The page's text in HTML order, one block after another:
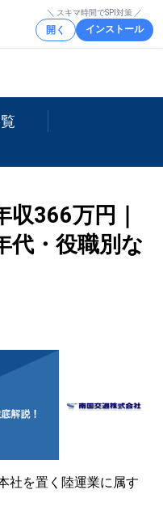
＼ スキマ時間でSPI対策 ／
開く インストール
収366万円｜
代・役職別な
社を置く陸運業に属す